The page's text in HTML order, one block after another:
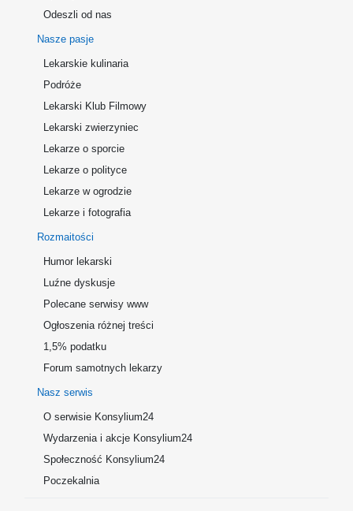
Odeszli od nas
Nasze pasje
Lekarskie kulinaria
Podróże
Lekarski Klub Filmowy
Lekarski zwierzyniec
Lekarze o sporcie
Lekarze o polityce
Lekarze w ogrodzie
Lekarze i fotografia
Rozmaitości
Humor lekarski
Luźne dyskusje
Polecane serwisy www
Ogłoszenia różnej treści
1,5% podatku
Forum samotnych lekarzy
Nasz serwis
O serwisie Konsylium24
Wydarzenia i akcje Konsylium24
Społeczność Konsylium24
Poczekalnia